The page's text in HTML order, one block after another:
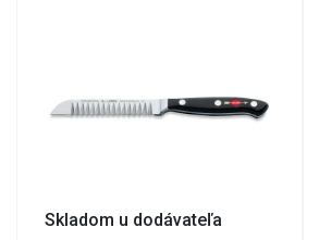
Skladom u dodávateľa